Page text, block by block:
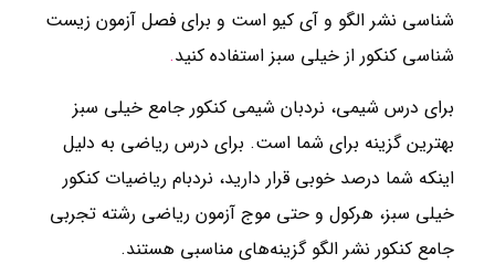
شناسی نشر الگو و آی کیو است و برای فصل آزمون زیست
شناسی کنکور از خیلی سبز استفاده کنید.
برای درس شیمی، نردبان شیمی کنکور جامع خیلی سبز
بهترین گزینه برای شما است. برای درس ریاضی به دلیل
اینکه شما درصد خوبی قرار دارید، نردبام ریاضیات کنکور
خیلی سبز، هرکول و حتی موج آزمون ریاضی رشته تجربی
جامع کنکور نشر الگو گزینه‌های مناسبی هستند.